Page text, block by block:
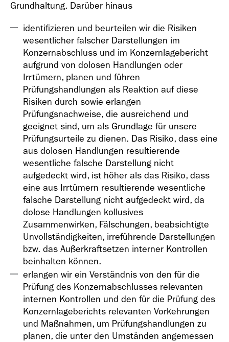
Grundhaltung. Darüber hinaus
identifizieren und beurteilen wir die Risiken
wesentlicher falscher Darstellungen im
Konzernabschluss und im Konzernlagebericht
aufgrund von dolosen Handlungen oder
Irrtümern, planen und führen
Prüfungshandlungen als Reaktion auf diese
Risiken durch sowie erlangen
Prüfungsnachweise, die ausreichend und
geeignet sind, um als Grundlage für unsere
Prüfungsurteile zu dienen. Das Risiko, dass eine
aus dolosen Handlungen resultierende
wesentliche falsche Darstellung nicht
aufgedeckt wird, ist höher als das Risiko, dass
eine aus Irrtümern resultierende wesentliche
falsche Darstellung nicht aufgedeckt wird, da
dolose Handlungen kollusives
Zusammenwirken, Fälschungen, beabsichtigte
Unvollständigkeiten, irreführende Darstellungen
bzw. das Außerkraftsetzen interner Kontrollen
beinhalten können.
erlangen wir ein Verständnis von den für die
Prüfung des Konzernabschlusses relevanten
internen Kontrollen und den für die Prüfung des
Konzernlageberichts relevanten Vorkehrungen
und Maßnahmen, um Prüfungshandlungen zu
planen, die unter den Umständen angemessen